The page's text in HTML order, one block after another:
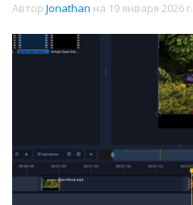
Автор Jonathan на 19 января 2026 г.